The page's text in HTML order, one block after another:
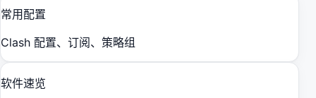
常用配置
Clash 配置、订阅、策略组
软件速览